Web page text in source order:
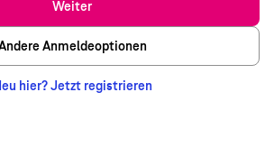
Weiter
Anmeldeoptionen
hier? Jetzt registrieren